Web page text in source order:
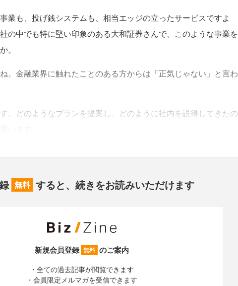
業も、投げ銭システムも、相当エッジの立ったサービスですよ
の中でも特に堅い印象のある大和証券さんで、このような事業を
。
。金融業界に触れたことのある方からは「正気じゃない」と言わ
。どのようなプランを提案し、どのように社内を説得してきたの
無料 すると、続きをお読みいただけます
新規会員登録 無料 のご案内
・全ての過去記事が閲覧できます
・会員限定メルマガを受信できます